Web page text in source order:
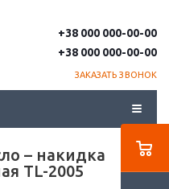
+38 000 000-00-00
+38 000 000-00-00
ЗАКАЗАТЬ ЗВОНОК
– накидка
TL-2005